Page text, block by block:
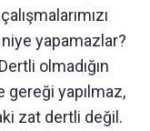
yapamazlar?
olmadığın
yapılmaz,
zat dertli değil.